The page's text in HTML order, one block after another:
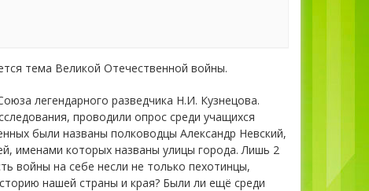
тема Великой Отечественной войны.
легендарного разведчика Н.И. Кузнецова.
проводили опрос среди учащихся
были названы полководцы Александр Невский,
именами которых названы улицы города. Лишь 2
войны на себе несли не только пехотинцы,
нашей страны и края? Были ли ещё среди